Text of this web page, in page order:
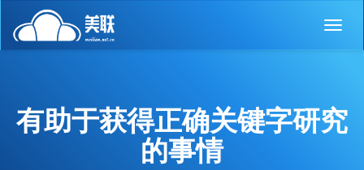
有助于获得正确关键字研究
的事情